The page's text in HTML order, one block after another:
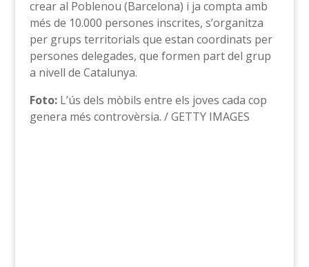
crear al Poblenou (Barcelona) i ja compta amb
més de 10.000 persones inscrites, s’organitza
per grups territorials que estan coordinats per
persones delegades, que formen part del grup
a nivell de Catalunya.
Foto:L’ús dels mòbils entre els joves cada cop
genera més controvèrsia. / GETTY IMAGES